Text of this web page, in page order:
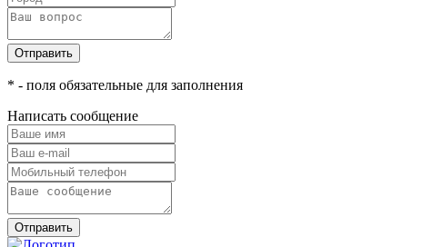
Отправить
* - поля обязательные для заполнения
Написать сообщение
Отправить